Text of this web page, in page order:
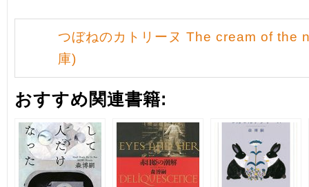
つぼねのカトリーヌ The cream of the
庫)
おすすめ関連書籍: